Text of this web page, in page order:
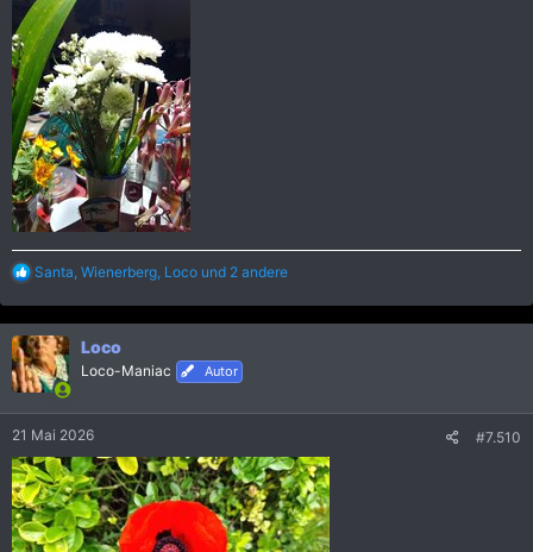
R
a
k
t
i
o
n
:
Santa Wienerberg Loco und 2 andere
Loco
Loco-Maniac Autor
21 Mai 2026 #7.510